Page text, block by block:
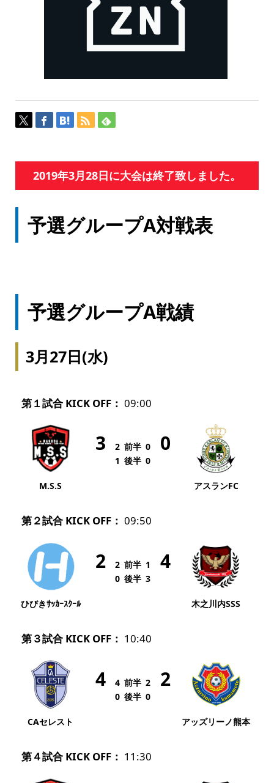
2019年3月28日に大会は終了致しました。
予選グループA対戦表
予選グループA戦績
3月27日(水)
第１試合 KICK OFF： 09:00
M.S.S
3 2 前半 0 0
1 後半 0
アスランFC
第２試合 KICK OFF： 09:50
ひびきｻｯｶｰｽｸｰﾙ
2 2 前半 1 4
0 後半 3
木之川内SSS
第３試合 KICK OFF： 10:40
CAセレスト
4 4 前半 2 2
0 後半 0
アッズリーノ熊本
第４試合 KICK OFF： 11:30